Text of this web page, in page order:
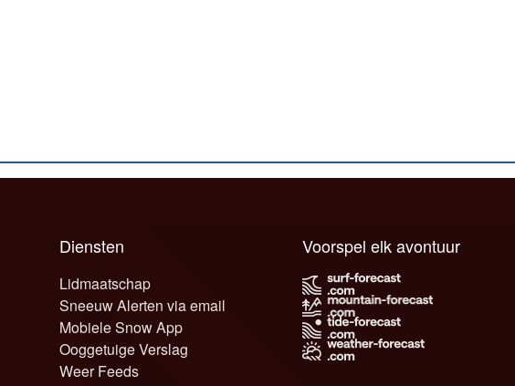
Diensten
Lidmaatschap
Sneeuw Alerten via email
Mobiele Snow App
Ooggetuige Verslag
Weer Feeds
Voorspel elk avontuur